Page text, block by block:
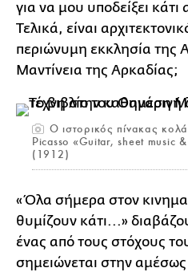
για να μου υποδείξει
Τελικά, είναι
περιώνυμη εκκλησία της
Μαντίνεια της Αρκαδίας;
O ιστορικός πίνακας
Picasso «Guitar, sheet music
(1912)
«Όλα σήμερα στον
θυμίζουν κάτι...»
ένας από τους στόχους
σημειώνεται στην